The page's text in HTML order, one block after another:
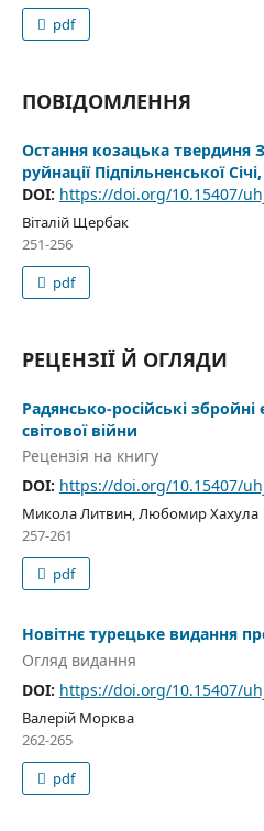
pdf
ПОВІДОМЛЕННЯ
Остання козацька твердиня
руйнації Підпільненської
DOI: https://doi.org/10.15407/
Віталій Щербак
251-256
pdf
РЕЦЕНЗІЇ Й ОГЛЯДИ
Радянсько-російські збройні
світової війни
Рецензія на книгу
DOI: https://doi.org/10.15407/
Микола Литвин, Любомир Хахула
257-261
pdf
Новітнє турецьке видання
Огляд видання
DOI: https://doi.org/10.15407/
Валерій Морква
262-265
pdf